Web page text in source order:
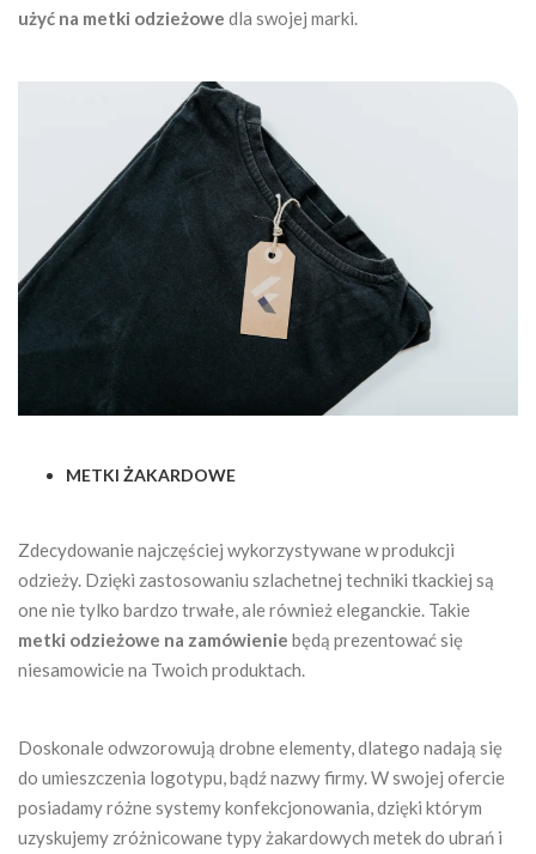
użyć na metki odzieżowe dla swojej marki.
METKI ŻAKARDOWE
Zdecydowanie najczęściej wykorzystywane w produkcji
odzieży. Dzięki zastosowaniu szlachetnej techniki tkackiej są
one nie tylko bardzo trwałe, ale również eleganckie. Takie
metki odzieżowe na zamówienie będą prezentować się
niesamowicie na Twoich produktach.
Doskonale odwzorowują drobne elementy, dlatego nadają się
do umieszczenia logotypu, bądź nazwy firmy. W swojej ofercie
posiadamy różne systemy konfekcjonowania, dzięki którym
uzyskujemy zróżnicowane typy żakardowych metek do ubrań i